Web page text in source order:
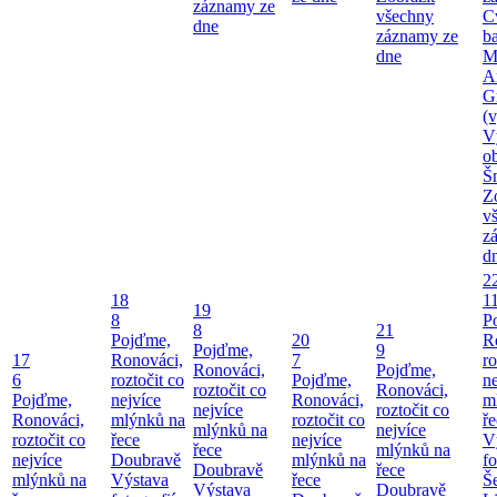
záznamy ze
dne
všechny
záznamy ze
dne
17
6
Pojďme,
Ronováci,
roztočit co
nejvíce
mlýnků na
18
8
Pojďme,
Ronováci,
roztočit co
nejvíce
mlýnků na
řece
Doubravě
Výstava
19
8
Pojďme,
Ronováci,
roztočit co
nejvíce
mlýnků na
řece
Doubravě
Výstava
20
7
Pojďme,
Ronováci,
roztočit co
nejvíce
mlýnků na
řece
21
9
Pojďme,
Ronováci,
roztočit co
nejvíce
mlýnků na
řece
Doubravě